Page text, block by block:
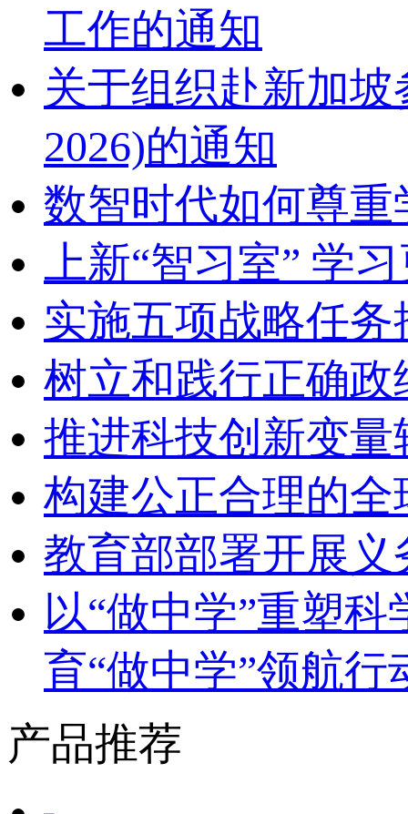
工作的通知
关于组织赴新加坡
2026)的通知
数智时代如何尊重
上新“智习室” 学
实施五项战略任
树立和践行正确
推进科技创新变
构建公正合理的
教育部部署开展义
以“做中学”重塑
育“做中学”领航行
产品推荐